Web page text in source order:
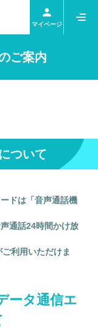
マイページ
ご案内
ついて
ドは「音声通話機
通話24時間かけ放
利用いただけま
ータ通信エ